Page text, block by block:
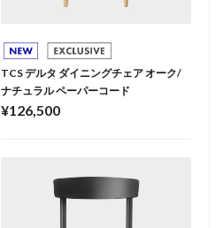
TCS デルタ ダイニングチェア オーク/
ナチュラル ペーパーコード
¥126,500